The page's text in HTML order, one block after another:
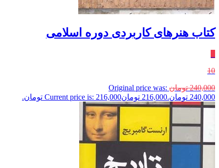
کتاب هنرهای کاربردی دوره اسلامی
10
240,000 تومان Original price was:
240,000 تومان.
216,000 تومانCurrent price is: 216,000 تومان.